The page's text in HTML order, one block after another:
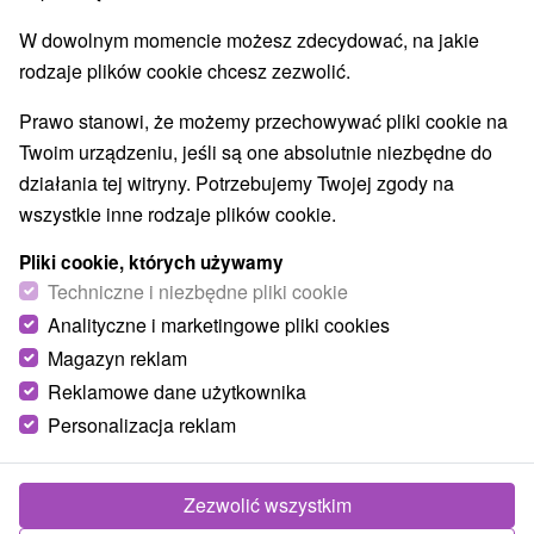
Zuberec(1) Oravice (1)
Aquapark Oravice
Žilinský kraj -Tvrdošín
Aquapark Meander znajduje się w miejscowości Oravice
W dowolnym momencie możesz zdecydować, na jakie
rodzaje plików cookie chcesz zezwolić.
Prawo stanowi, że możemy przechowywać pliki cookie na
Twoim urządzeniu, jeśli są one absolutnie niezbędne do
działania tej witryny. Potrzebujemy Twojej zgody na
wszystkie inne rodzaje plików cookie.
Pliki cookie, których używamy
Techniczne i niezbędne pliki cookie
Analityczne i marketingowe pliki cookies
Magazyn reklam
Reklamowe dane użytkownika
Personalizacja reklam
Zezwolić wszystkim